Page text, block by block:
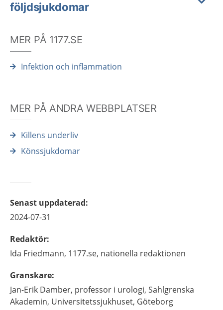
följdsjukdomar
MER PÅ 1177.SE
Infektion och inflammation
MER PÅ ANDRA WEBBPLATSER
Killens underliv
Könssjukdomar
Senast uppdaterad:
2024-07-31
Redaktör:
Ida Friedmann, 1177.se, nationella redaktionen
Granskare:
Jan-Erik Damber, professor i urologi, Sahlgrenska
Akademin, Universitetssjukhuset, Göteborg